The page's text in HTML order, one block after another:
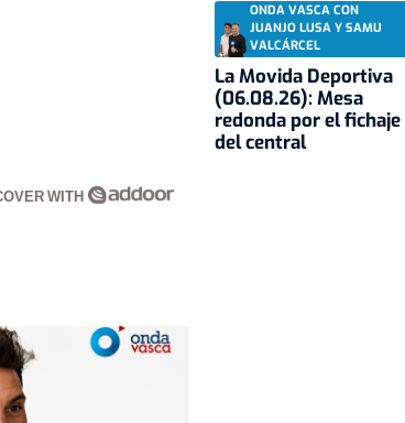
WITH
ONDA VASCA CON
JUANJO LUSA Y SAMU
VALCÁRCEL
La Movida Deportiva
(06.08.26): Mesa
redonda por el fichaje
del central